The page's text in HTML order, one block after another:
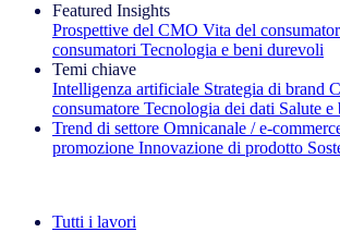
Featured Insights
Prospettive del CMO Vita del
consumatori Tecnologia e beni durevoli
Temi chiave
Intelligenza artificiale Strategia di brand
consumatore Tecnologia dei dati Salute e
Trend di settore Omnicanale /
promozione Innovazione di prodotto
Tutti i lavori